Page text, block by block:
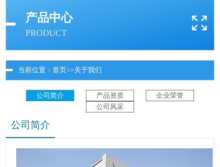
产品中心
PRODUCT
当前位置： 首页>>关于我们
公司简介 产品资质
企业荣誉
公司风采
公司简介